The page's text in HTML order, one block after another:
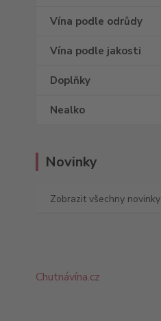
Vína podle odrůdy
Vína podle jakosti
Doplňky
Nealko
Novinky
Zobrazit všechny novinky
Chutnávína.cz